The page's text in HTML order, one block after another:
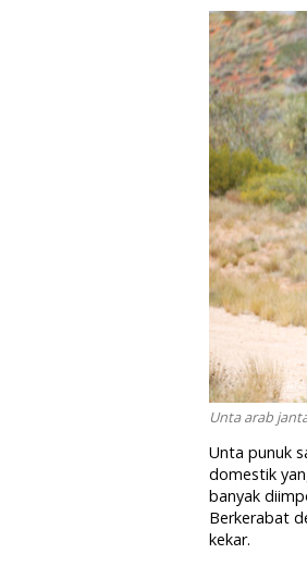
Unta arab
Unta punuk
domestik
banyak
Berkerabat
kekar.